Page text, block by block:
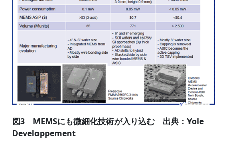
図3 MEMSにも微細化技術が入り込む 出典：Yole
Developpement